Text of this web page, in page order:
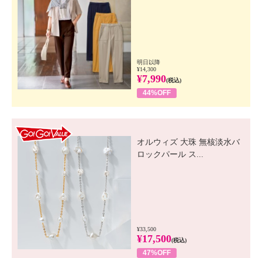
明日以降
¥14,300
¥7,990(税込)
44%OFF
オルウィズ 大珠 無核淡水バ
ロックパール ス...
¥33,500
¥17,500(税込)
47%OFF